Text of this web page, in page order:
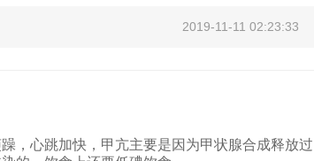
2019-11-11 02:23:33
，心跳加快，甲亢主要是因为甲状腺合成释放过